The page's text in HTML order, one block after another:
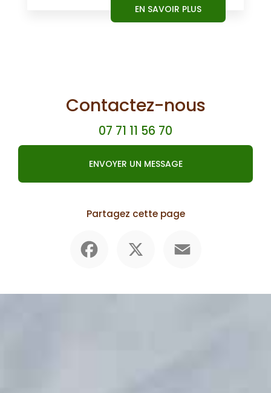
EN SAVOIR PLUS
Contactez-nous
07 71 11 56 70
ENVOYER UN MESSAGE
Partagez cette page